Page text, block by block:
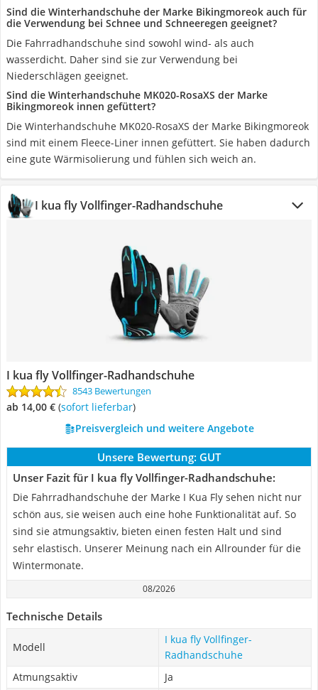
Sind die Winterhandschuhe der Marke Bikingmoreok auch für
die Verwendung bei Schnee und Schneeregen geeignet?
Die Fahrradhandschuhe sind sowohl wind- als auch
wasserdicht. Daher sind sie zur Verwendung bei
Niederschlägen geeignet.
Sind die Winterhandschuhe MK020-RosaXS der Marke
Bikingmoreok innen gefüttert?
Die Winterhandschuhe MK020-RosaXS der Marke Bikingmoreok
sind mit einem Fleece-Liner innen gefüttert. Sie haben dadurch
eine gute Wärmisolierung und fühlen sich weich an.
I kua fly Vollfinger-Radhandschuhe
I kua fly Vollfinger-Radhandschuhe
8543 Bewertungen
ab 14,00 € ( Sofort lieferbar)
Preisvergleich und weitere Angebote
Unsere Bewertung: GUT
Unser Fazit für I kua fly Vollfinger-Radhandschuhe:
Die Fahrradhandschuhe der Marke I Kua Fly sehen nicht nur
schön aus, sie weisen auch eine hohe Funktionalität auf. So
sind sie atmungsaktiv, bieten einen festen Halt und sind
sehr elastisch. Unserer Meinung nach ein Allrounder für die
Wintermonate.
08/2026
Technische Details
Modell
I kua fly Vollfinger-
Radhandschuhe
Atmungsaktiv
Ja